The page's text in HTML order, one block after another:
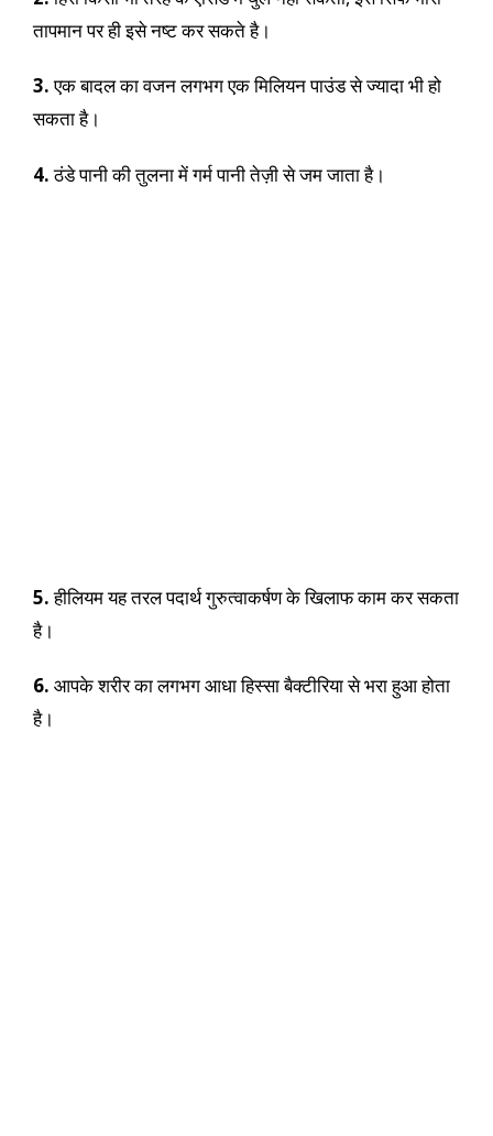
तापमान पर ही इसे नष्ट कर सकते है।
3.एक बादल का वजन लगभग एक मिलियन पाउंड से ज्यादा भी हो
सकता है।
4.ठंडे पानी की तुलना में गर्म पानी तेज़ी से जम जाता है।
5.हीलियम यह तरल पदार्थ गुरुत्वाकर्षण के खिलाफ काम कर सकता
है।
6. आपके शरीर का लगभग आधा हिस्सा बैक्टीरिया से भरा हुआ होता
है।